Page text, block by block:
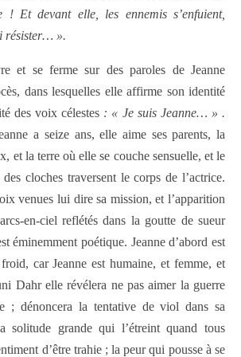
! Et devant elle, les ennemis s’enfuient,
résister… ».
et se ferme sur des paroles de Jeanne
dans lesquelles elle affirme son identité
des voix célestes : « Je suis Jeanne… » .
a seize ans, elle aime ses parents, la
et la terre où elle se couche sensuelle, et le
cloches traversent le corps de l’actrice.
venues lui dire sa mission, et l’apparition
en-ciel reflétés dans la goutte de sueur
éminemment poétique. Jeanne d’abord est
car Jeanne est humaine, et femme, et
Dahr elle révélera ne pas aimer la guerre
; dénoncera la tentative de viol dans sa
solitude grande qui l’étreint quand tous
d’être trahie ; la peur qui pousse à se